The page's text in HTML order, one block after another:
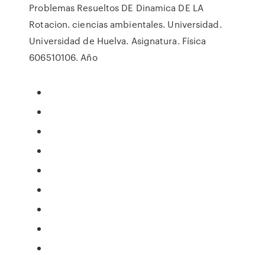
Problemas Resueltos DE Dinamica DE LA
Rotacion. ciencias ambientales. Universidad.
Universidad de Huelva. Asignatura. Física
606510106. Año